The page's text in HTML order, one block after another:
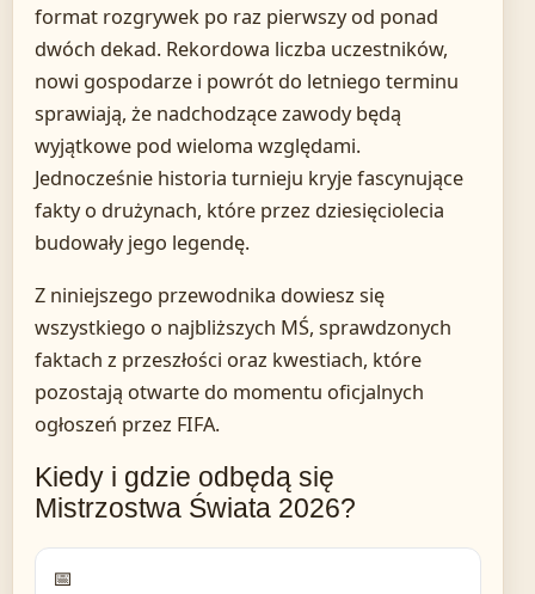
format rozgrywek po raz pierwszy od ponad
dwóch dekad. Rekordowa liczba uczestników,
nowi gospodarze i powrót do letniego terminu
sprawiają, że nadchodzące zawody będą
wyjątkowe pod wieloma względami.
Jednocześnie historia turnieju kryje fascynujące
fakty o drużynach, które przez dziesięciolecia
budowały jego legendę.
Z niniejszego przewodnika dowiesz się
wszystkiego o najbliższych MŚ, sprawdzonych
faktach z przeszłości oraz kwestiach, które
pozostają otwarte do momentu oficjalnych
ogłoszeń przez FIFA.
Kiedy i gdzie odbędą się
Mistrzostwa Świata 2026?
📅